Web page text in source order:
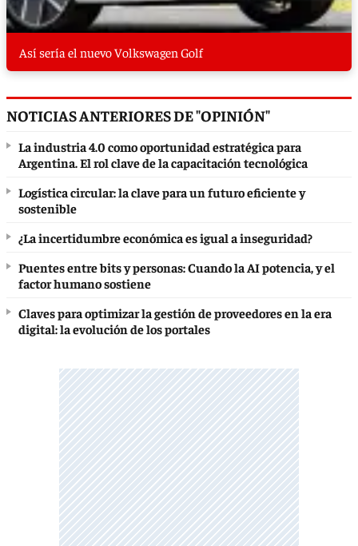
Así sería el nuevo Volkswagen Golf
NOTICIAS ANTERIORES DE "OPINIÓN"
La industria 4.0 como oportunidad estratégica para
Argentina. El rol clave de la capacitación tecnológica
Logística circular: la clave para un futuro eficiente y
sostenible
¿La incertidumbre económica es igual a inseguridad?
Puentes entre bits y personas: Cuando la AI potencia, y el
factor humano sostiene
Claves para optimizar la gestión de proveedores en la era
digital: la evolución de los portales